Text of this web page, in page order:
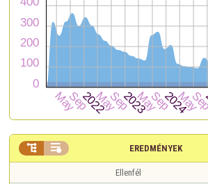
EREDMÉNYEK
 
Ellenfél